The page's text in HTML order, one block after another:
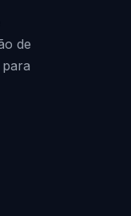
de